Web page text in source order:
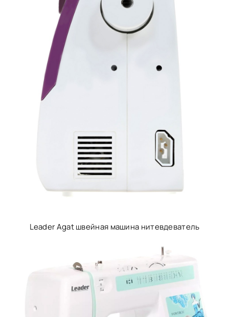
Leader Agat швейная машина нитевдеватель